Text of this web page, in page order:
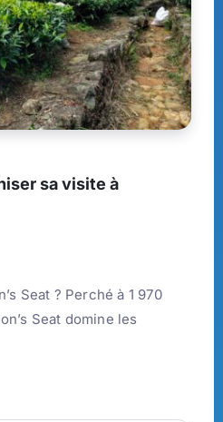
sa visite à
Seat ? Perché à 1 970
Seat domine les